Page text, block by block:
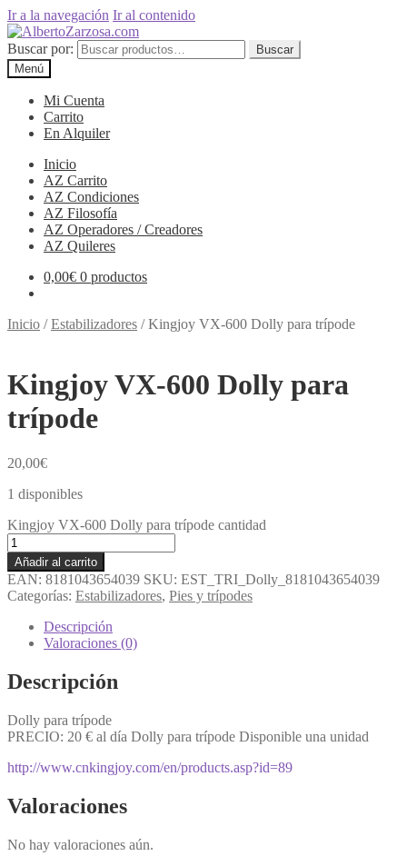
Ir a la navegación Ir al contenido
Buscar por:
Buscar
Menú
Mi Cuenta
Carrito
En Alquiler
Inicio
AZ Carrito
AZ Condiciones
AZ Filosofía
AZ Operadores / Creadores
AZ Quileres
0,00€ 0 productos
Inicio /Estabilizadores /Kingjoy VX-600 Dolly para trípode
Kingjoy VX-600 Dolly para
trípode
20,00€
1 disponibles
Kingjoy VX-600 Dolly para trípode cantidad
Añadir al carrito
EAN: 8181043654039 SKU: EST_TRI_Dolly_8181043654039
Categorías: Estabilizadores, Pies y trípodes
Descripción
Valoraciones (0)
Descripción
Dolly para trípode
PRECIO: 20 € al día Dolly para trípode Disponible una unidad
http://www.cnkingjoy.com/en/products.asp?id=89
Valoraciones
No hay valoraciones aún.